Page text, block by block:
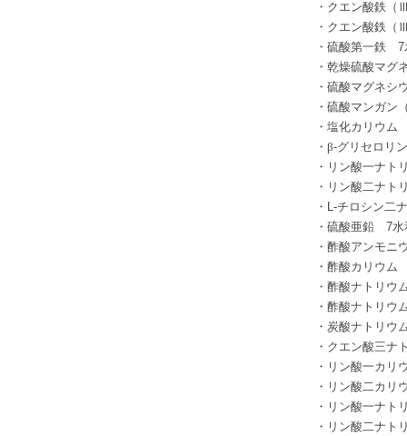
・クエン酸鉄（
・クエン酸鉄（
・硫酸第一鉄 7
・乾燥硫酸マグ
・硫酸マグネ
・硫酸マンガ
・塩化カリウム
・β-グリセロリ
・リン酸一ナ
・リン酸二ナ
・L-チロシン二
・硫酸亜鉛 7水
・酢酸アンモニ
・酢酸カリウ
・酢酸ナトリ
・酢酸ナトリ
・炭酸ナトリ
・クエン酸三
・リン酸一カリ
・リン酸二カリ
・リン酸一ナ
・リン酸二ナ